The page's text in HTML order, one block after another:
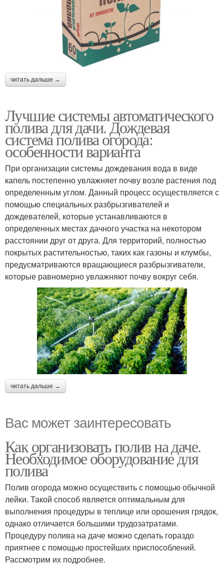
читать дальше →
Лучшие системы автоматического
полива для дачи. Дождевая
система полива огорода:
особенности варианта
При организации системы дождевания вода в виде
капель постепенно увлажняет почву возле растения под
определенным углом. Данный процесс осуществляется с
помощью специальных разбрызгивателей и
дождевателей, которые устанавливаются в
определенных местах дачного участка на некотором
расстоянии друг от друга. Для территорий, полностью
покрытых растительностью, таких как газоны и клумбы,
предусматриваются вращающиеся разбрызгиватели,
которые равномерно увлажняют почву вокруг себя.
читать дальше →
Вас может заинтересовать
Как организовать полив на даче.
Необходимое оборудование для
полива
Полив огорода можно осуществить с помощью обычной
лейки. Такой способ является оптимальным для
выполнения процедуры в теплице или орошения грядок,
однако отличается большими трудозатратами.
Процедуру полива на даче можно сделать гораздо
приятнее с помощью простейших приспособлений.
Рассмотрим их подробнее.